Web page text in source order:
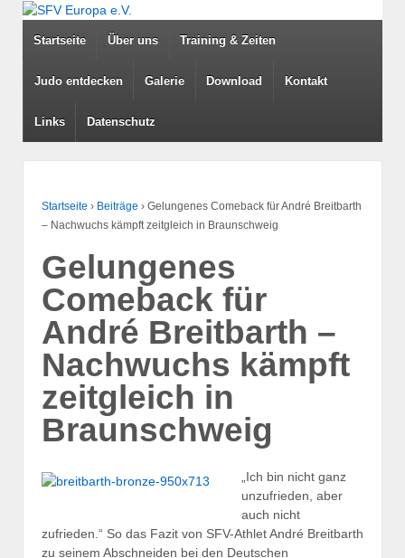
Startseite Über uns Training & Zeiten
Judo entdecken Galerie Download Kontakt
Links Datenschutz
Startseite › Beiträge › Gelungenes Comeback für André Breitbarth
– Nachwuchs kämpft zeitgleich in Braunschweig
Gelungenes
Comeback für
André Breitbarth –
Nachwuchs kämpft
zeitgleich in
Braunschweig
„Ich bin nicht ganz
unzufrieden, aber
auch nicht
zufrieden.“ So das Fazit von SFV-Athlet André Breitbarth
zu seinem Abschneiden bei den Deutschen